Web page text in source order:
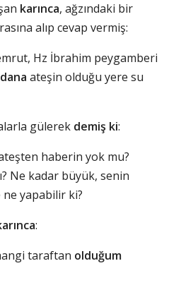
karınca, ağzındaki bir
alıp cevap vermiş:
Hz İbrahim peygamberi
ateşin olduğu yere su
gülerek demiş ki:
haberin yok mu?
Ne kadar büyük, senin
yapabilir ki?
:
taraftan olduğum